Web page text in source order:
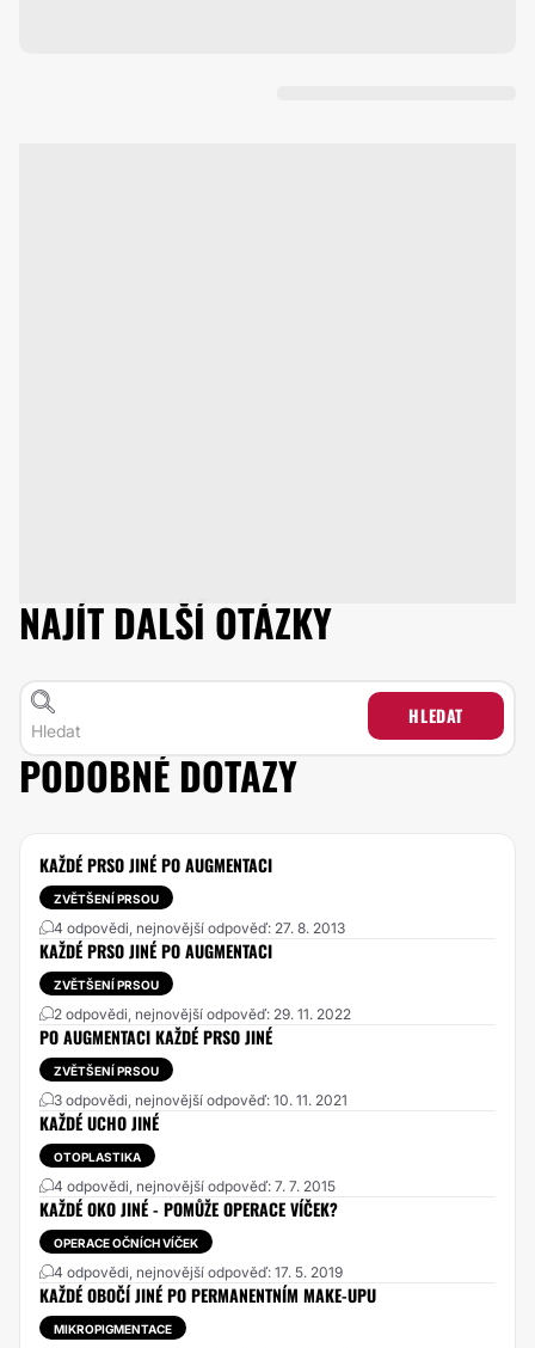
NAJÍT DALŠÍ OTÁZKY
HLEDAT
PODOBNÉ DOTAZY
KAŽDÉ PRSO JINÉ PO AUGMENTACI
ZVĚTŠENÍ PRSOU
4 odpovědi, nejnovější odpověď: 27. 8. 2013
KAŽDÉ PRSO JINÉ PO AUGMENTACI
ZVĚTŠENÍ PRSOU
2 odpovědi, nejnovější odpověď: 29. 11. 2022
PO AUGMENTACI KAŽDÉ PRSO JINÉ
ZVĚTŠENÍ PRSOU
3 odpovědi, nejnovější odpověď: 10. 11. 2021
KAŽDÉ UCHO JINÉ
OTOPLASTIKA
4 odpovědi, nejnovější odpověď: 7. 7. 2015
KAŽDÉ OKO JINÉ - POMŮŽE OPERACE VÍČEK?
OPERACE OČNÍCH VÍČEK
4 odpovědi, nejnovější odpověď: 17. 5. 2019
KAŽDÉ OBOČÍ JINÉ PO PERMANENTNÍM MAKE-UPU
MIKROPIGMENTACE